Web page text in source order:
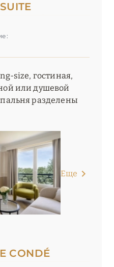
size, гостиная,
или душевой
разделены
Еще
CONDÉ